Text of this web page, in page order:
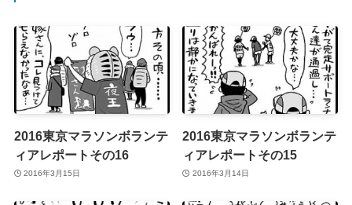
2016東京マラソンボランテ
ィアレポートその16
2016年3月15日
2016東京マラソンボランテ
ィアレポートその15
2016年3月14日